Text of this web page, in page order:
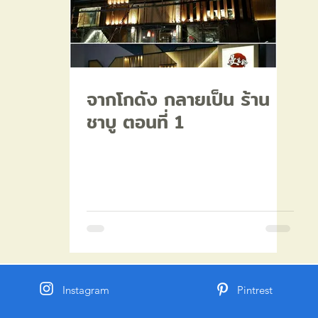
จากโกดัง กลายเป็น ร้าน
ชาบู ตอนที่ 1
Instagram Pintrest